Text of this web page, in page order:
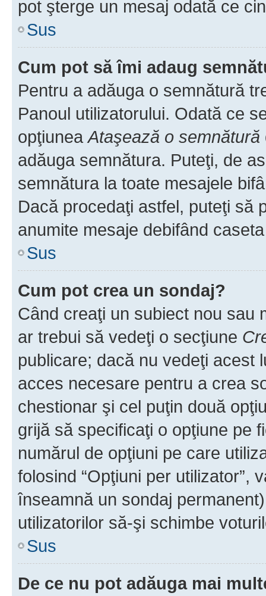
pot şterge un mesaj odată ce
Sus
Cum pot să îmi adaug
Pentru a adăuga o semnătură
Panoul utilizatorului. Odată ce
opţiuneaAtaşează o semnătură
adăuga semnătura. Puteţi, de
semnătura la toate mesajele
Dacă procedaţi astfel, puteţi să
anumite mesaje debifând
Sus
Cum pot crea un sondaj?
Când creaţi un subiect nou sau
ar trebui să vedeţi o secţiune
publicare; dacă nu vedeţi acest
acces necesare pentru a crea
chestionar şi cel puţin două
grijă să specificaţi o opţiune pe
numărul de opţiuni pe care
folosind “Opţiuni per utilizator”,
înseamnă un sondaj
utilizatorilor să-şi schimbe
Sus
De ce nu pot adăuga mai